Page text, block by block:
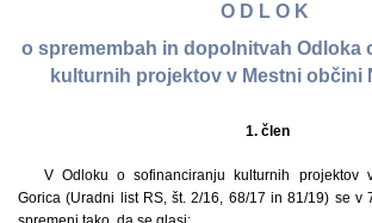
O D L O K
o spremembah in dopolnitvah Odloka
kulturnih projektov v Mestni občini
1. člen
V Odloku o sofinanciranju kulturnih projektov
Gorica (Uradni list RS, št. 2/16, 68/17 in 81/19) se v